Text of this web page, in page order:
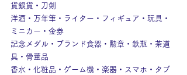
貨銀貨・刀剣
洋酒・万年筆・ライター・フィギュア・玩具・
ミニカー・金券
記念メダル・ブランド食器・勲章・鉄瓶・茶道
具・骨董品
香水・化粧品・ゲーム機・楽器・スマホ・タブ